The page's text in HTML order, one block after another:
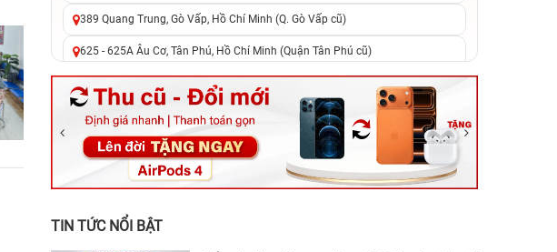
389 Quang Trung, Gò Vấp, Hồ Chí Minh (Q. Gò Vấp cũ)
625 - 625A Âu Cơ, Tân Phú, Hồ Chí Minh (Quận Tân Phú cũ)
326 Lê Văn Việt, Tăng Nhơn Phú, Hồ Chí Minh (Q.9 TP. Thủ Đức cũ)
256 Võ Văn Ngân, Thủ Đức, Hồ Chí Minh (Bình Thọ, TP. Thủ Đức Cũ)
70 Nguyễn An Ninh, Dĩ An, Hồ Chí Minh (Bình Dương Cũ)
24h Vũng Tàu: 162A Ba Cu, Vũng Tàu, Hồ Chí Minh (TP. Vũng Tàu cũ)
TIN TỨC NỔI BẬT